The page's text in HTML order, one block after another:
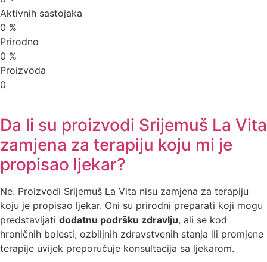
Aktivnih sastojaka
0 %
Prirodno
0 %
Proizvoda
0
Da li su proizvodi Srijemuš La Vita
zamjena za terapiju koju mi je
propisao ljekar?
Ne. Proizvodi Srijemuš La Vita nisu zamjena za terapiju
koju je propisao ljekar. Oni su prirodni preparati koji mogu
predstavljati dodatnu podršku zdravlju, ali se kod
hroničnih bolesti, ozbiljnih zdravstvenih stanja ili promjene
terapije uvijek preporučuje konsultacija sa ljekarom.